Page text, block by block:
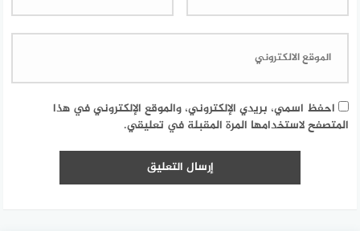
احفظ اسمي، بريدي الإلكتروني، والموقع الإلكتروني في هذا
المتصفح لاستخدامها المرة المقبلة في تعليقي.